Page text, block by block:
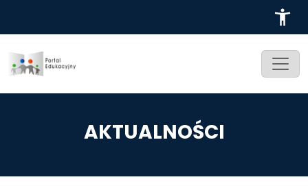
AKTUALNOŚCI